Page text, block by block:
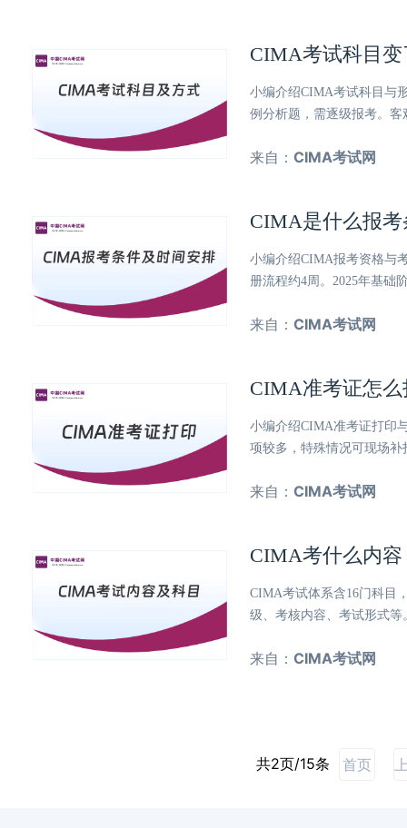
CIMA考试科目
小编介绍CIMA考试科目与
例分析题，需逐级报考。
来自： CIMA考试网
CIMA是什么报
小编介绍CIMA报考资格与
册流程约4周。2025年基础
来自： CIMA考试网
CIMA准考证怎
小编介绍CIMA准考证打印
项较多，特殊情况可现场
来自： CIMA考试网
CIMA考什么内
CIMA考试体系含16门科目
级、考核内容、考试形式
来自： CIMA考试网
共2页/15条 首页